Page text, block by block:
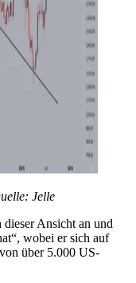
Jelle
Ansicht an und
wobei er sich auf
über 5.000 US-